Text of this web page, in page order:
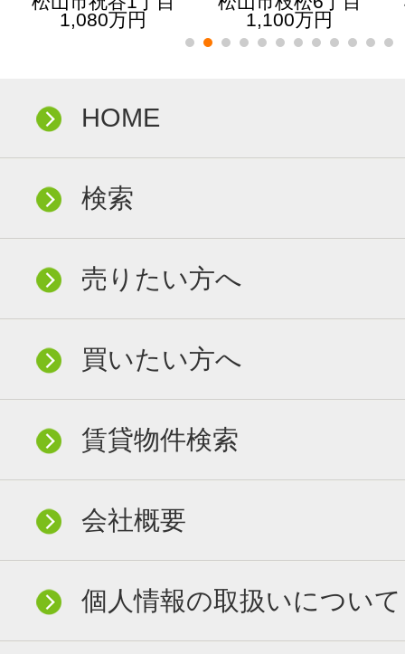
1,080万円
1,100万円
HOME
検索
売りたい方へ
買いたい方へ
賃貸物件検索
会社概要
個人情報の取扱いについて